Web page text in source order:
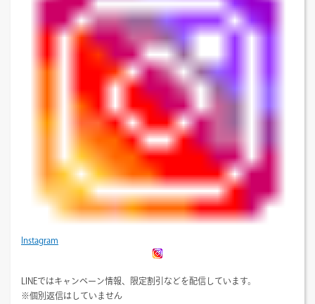
Instagram
LINEではキャンペーン情報、限定割引などを配信しています。
※個別返信はしていません